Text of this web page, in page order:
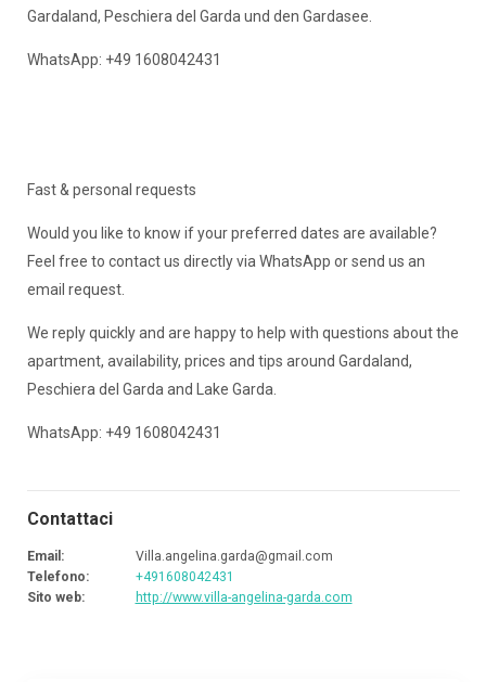
Gardaland, Peschiera del Garda und den Gardasee.
WhatsApp: +49 1608042431
Fast & personal requests
Would you like to know if your preferred dates are available?
Feel free to contact us directly via WhatsApp or send us an
email request.
We reply quickly and are happy to help with questions about the
apartment, availability, prices and tips around Gardaland,
Peschiera del Garda and Lake Garda.
WhatsApp: +49 1608042431
Contattaci
Email :
Villa.angelina.garda@gmail.com
Telefono:
+491608042431
Sito web: http://www.villa-angelina-garda.com